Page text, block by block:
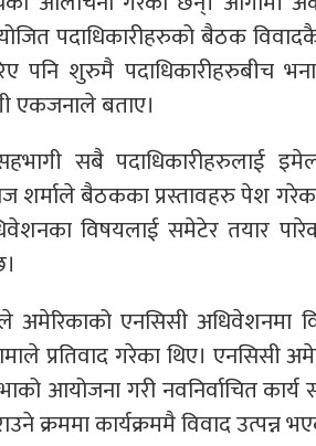
पदाधिकारीहरुको बैठक
पनि शुरुमै पदाधिकारीहरुबीच
एकजनाले बताए।
सबै पदाधिकारीहरुलाई
शर्माले बैठकका प्रस्तावहरु पेश
विषयलाई समेटेर तयार
अमेरिकाको एनसिसी अधिवेशनमा
प्रतिवाद गरेका थिए। एनसिसी
आयोजना गरी नवनिर्वाचित
क्रममा कार्यक्रममै विवाद उत्पन्न